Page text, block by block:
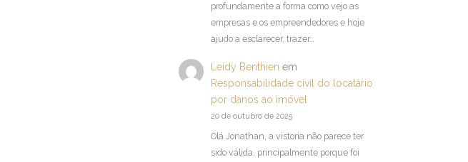
profundamente a forma como vejo as
empresas e os empreendedores e hoje
ajudo a esclarecer, trazer…
Leidy Benthien em
Responsabilidade civil do locatário
por danos ao imóvel
20 de outubro de 2025
Olá Jonathan, a vistoria não parece ter
sido válida, principalmente porque foi